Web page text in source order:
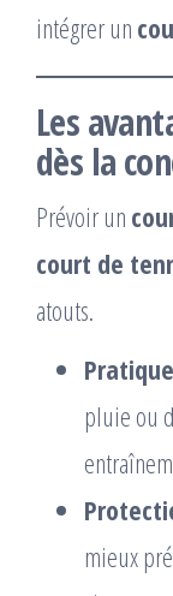
intégrer un
Les
dès la
Prévoir un
court de
atouts.
pluie ou
mieux